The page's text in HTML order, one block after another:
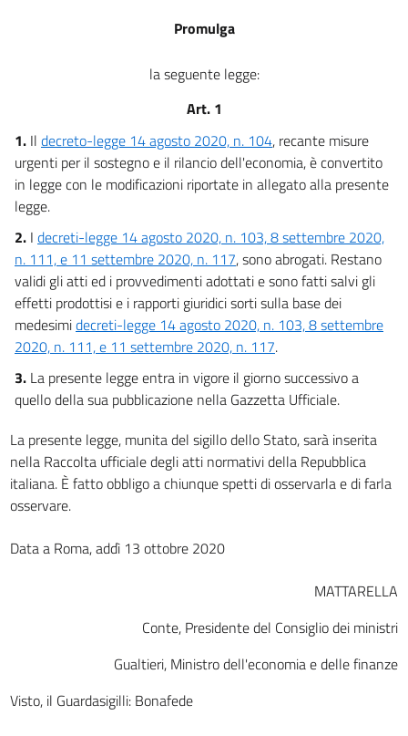
Promulga
la seguente legge:
Art. 1
1. Il decreto-legge 14 agosto 2020, n. 104, recante misure
urgenti per il sostegno e il rilancio dell'economia, è convertito
in legge con le modificazioni riportate in allegato alla presente
legge.
2. I decreti-legge 14 agosto 2020, n. 103, 8 settembre 2020,
n. 111, e 11 settembre 2020, n. 117, sono abrogati. Restano
validi gli atti ed i provvedimenti adottati e sono fatti salvi gli
effetti prodottisi e i rapporti giuridici sorti sulla base dei
medesimidecreti-legge 14 agosto 2020, n. 103, 8 settembre
2020, n. 111, e 11 settembre 2020, n. 117.
3. La presente legge entra in vigore il giorno successivo a
quello della sua pubblicazione nella Gazzetta Ufficiale.
La presente legge, munita del sigillo dello Stato, sarà inserita
nella Raccolta ufficiale degli atti normativi della Repubblica
italiana. È fatto obbligo a chiunque spetti di osservarla e di farla
osservare.
Data a Roma, addì 13 ottobre 2020
MATTARELLA
Conte, Presidente del Consiglio dei ministri
Gualtieri, Ministro dell'economia e delle finanze
Visto, il Guardasigilli: Bonafede